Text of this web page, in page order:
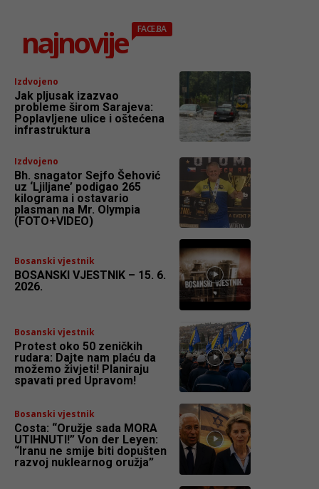
najnovije FACE.BA
Izdvojeno
Jak pljusak izazvao
probleme širom Sarajeva:
Poplavljene ulice i oštećena
infrastruktura
Izdvojeno
Bh. snagator Sejfo Šehović
uz ‘Ljiljane’ podigao 265
kilograma i ostavario
plasman na Mr. Olympia
(FOTO+VIDEO)
Bosanski vjestnik
BOSANSKI VJESTNIK – 15. 6.
2026.
Bosanski vjestnik
Protest oko 50 zeničkih
rudara: Dajte nam plaću da
možemo živjeti! Planiraju
spavati pred Upravom!
Bosanski vjestnik
Costa: “Oružje sada MORA
UTIHNUTI!” Von der Leyen:
“Iranu ne smije biti dopušten
razvoj nuklearnog oružja”